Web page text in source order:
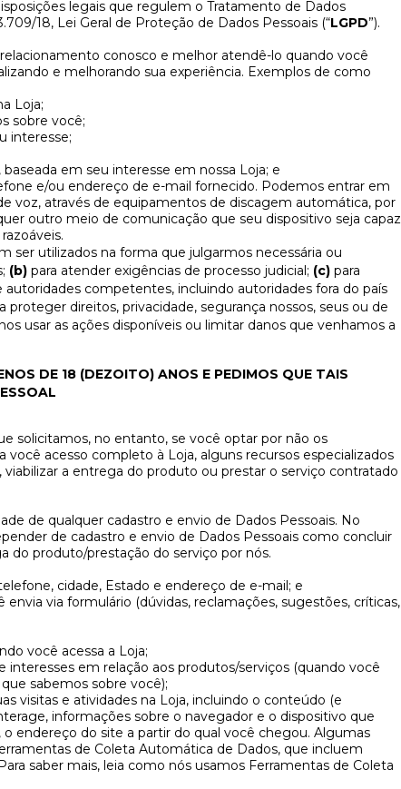
legais que regulem o Tratamento de Dados
18, Lei Geral de Proteção de Dados Pessoais (“LGPD”).
conosco e melhor atendê-lo quando você
e melhorando sua experiência. Exemplos de como
Loja;
sobre você;
interesse;
em seu interesse em nossa Loja; e
e/ou endereço de e-mail fornecido. Podemos entrar em
voz, através de equipamentos de discagem automática, por
outro meio de comunicação que seu dispositivo seja capaz
ser utilizados na forma que julgarmos necessária ou
(b) para atender exigências de processo judicial; (c) para
competentes, incluindo autoridades fora do país
proteger direitos, privacidade, segurança nossos, seus ou de
usar as ações disponíveis ou limitar danos que venhamos a
DE 18 (DEZOITO) ANOS E PEDIMOS QUE TAIS
solicitamos, no entanto, se você optar por não os
acesso completo à Loja, alguns recursos especializados
viabilizar a entrega do produto ou prestar o serviço contratado
de qualquer cadastro e envio de Dados Pessoais. No
de cadastro e envio de Dados Pessoais como concluir
do produto/prestação do serviço por nós.
cidade, Estado e endereço de e-mail; e
via formulário (dúvidas, reclamações, sugestões, críticas,
você acessa a Loja;
interesses em relação aos produtos/serviços (quando você
sabemos sobre você);
visitas e atividades na Loja, incluindo o conteúdo (e
informações sobre o navegador e o dispositivo que
endereço do site a partir do qual você chegou. Algumas
de Coleta Automática de Dados, que incluem
saber mais, leia como nós usamos Ferramentas de Coleta